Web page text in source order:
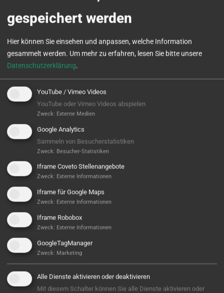
Alles außer Standard
SPINNER Microturn mit Sonderlösungen
WEITERLESEN
gespeichert werden
Hier können Sie einsehen und anpassen, welche Information
gesammelt werden. Um mehr zu erfahren, lesen Sie bitte unsere
Datenschutzerklärung.
YouTube / Vimeo Videos
YouTube oder Vimeo Videos abspielen
Zweck: Externe Medien
Google Analytics
Sammeln von Besucherstatistiken
Zweck: Besucher-Statistiken
Iframe Coveto Stellenangebote
Zweck: Externe Informationen
Iframe für Google Maps
Zweck: Externe Informationen
Iframe Robobox
Zweck: Externe Informationen
GoogleTagManager
Zweck: Marketing
Alle Dienste aktivieren oder deaktivieren
Mit diesem Schalter können Sie alle Dienste aktivieren oder